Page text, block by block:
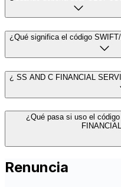
¿Qué significa el código
¿ SS AND C FINANCIAL
¿Qué pasa si uso el
Renuncia